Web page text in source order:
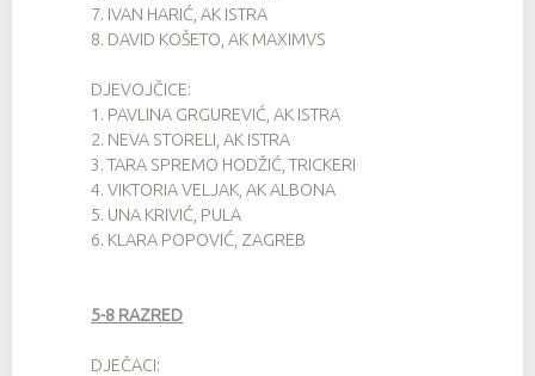
7. IVAN HARIĆ, AK ISTRA
8. DAVID KOŠETO, AK MAXIMVS
DJEVOJČICE:
1. PAVLINA GRGUREVIĆ, AK ISTRA
2. NEVA STORELI, AK ISTRA
3. TARA SPREMO HODŽIĆ, TRICKERI
4. VIKTORIA VELJAK, AK ALBONA
5. UNA KRIVIĆ, PULA
6. KLARA POPOVIĆ, ZAGREB
5-8 RAZRED
DJEČACI: